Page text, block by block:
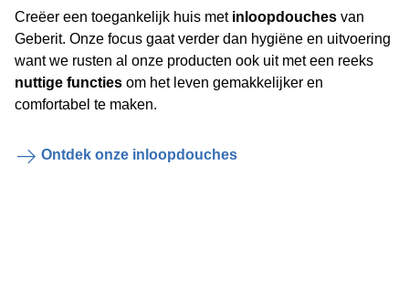
Creëer een toegankelijk huis met inloopdouches van
Geberit. Onze focus gaat verder dan hygiëne en uitvoering
want we rusten al onze producten ook uit met een reeks
nuttige functies om het leven gemakkelijker en
comfortabel te maken.
Ontdek onze inloopdouches